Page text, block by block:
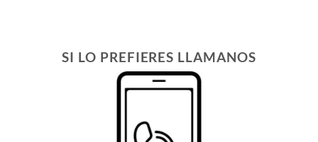
SI LO PREFIERES LLAMANOS